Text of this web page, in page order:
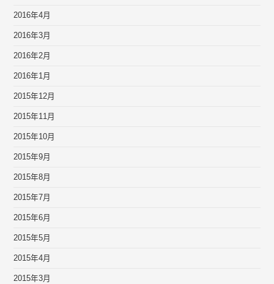
2016年4月
2016年3月
2016年2月
2016年1月
2015年12月
2015年11月
2015年10月
2015年9月
2015年8月
2015年7月
2015年6月
2015年5月
2015年4月
2015年3月